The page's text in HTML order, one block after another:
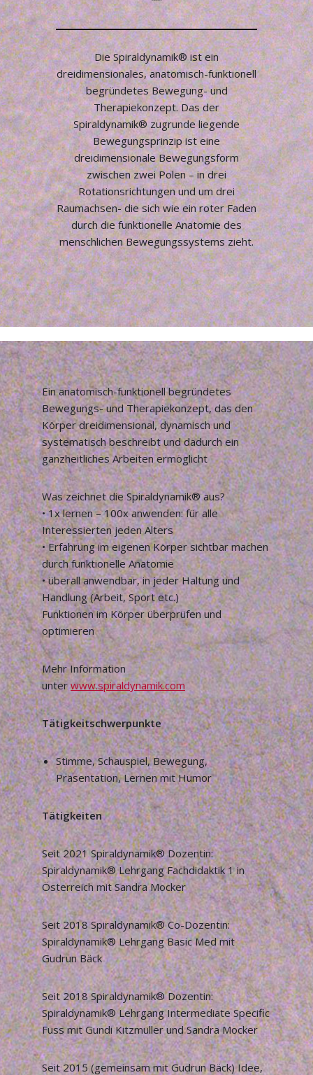
Die Spiraldynamik® ist ein
dreidimensionales, anatomisch-funktionell
begründetes Bewegung- und
Therapiekonzept. Das der
Spiraldynamik® zugrunde liegende
Bewegungsprinzip ist eine
dreidimensionale Bewegungsform
zwischen zwei Polen – in drei
Rotationsrichtungen und um drei
Raumachsen- die sich wie ein roter Faden
durch die funktionelle Anatomie des
menschlichen Bewegungssystems zieht.
Ein anatomisch-funktionell begründetes
Bewegungs- und Therapiekonzept, das den
Körper dreidimensional, dynamisch und
systematisch beschreibt und dadurch ein
ganzheitliches Arbeiten ermöglicht
Was zeichnet die Spiraldynamik® aus?
• 1x lernen – 100x anwenden: für alle
Interessierten jeden Alters
• Erfahrung im eigenen Körper sichtbar machen
durch funktionelle Anatomie
• überall anwendbar, in jeder Haltung und
Handlung (Arbeit, Sport etc.)
Funktionen im Körper überprüfen und
optimieren
Mehr Information
unterwww.spiraldynamik.com
Tätigkeitschwerpunkte
Stimme, Schauspiel, Bewegung,
Präsentation, Lernen mit Humor
Tätigkeiten
Seit 2021 Spiraldynamik® Dozentin:
Spiraldynamik® Lehrgang Fachdidaktik 1 in
Österreich mit Sandra Mocker
Seit 2018 Spiraldynamik® Co-Dozentin:
Spiraldynamik® Lehrgang Basic Med mit
Gudrun Bäck
Seit 2018 Spiraldynamik® Dozentin:
Spiraldynamik® Lehrgang Intermediate Specific
Fuss mit Gundi Kitzmüller und Sandra Mocker
Seit 2015 (gemeinsam mit Gudrun Bäck) Idee,